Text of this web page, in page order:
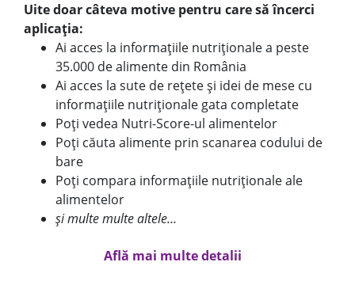
Uite doar câteva motive pentru care să încerci
aplicația:
Ai acces la informațiile nutriționale a peste
35.000 de alimente din România
Ai acces la sute de rețete și idei de mese cu
informațiile nutriționale gata completate
Poți vedea Nutri-Score-ul alimentelor
Poți căuta alimente prin scanarea codului de
bare
Poți compara informațiile nutriționale ale
alimentelor
și multe multe altele...
Află mai multe detalii